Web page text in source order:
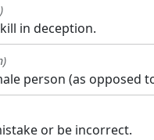
in deception.
person (as opposed
or be incorrect.